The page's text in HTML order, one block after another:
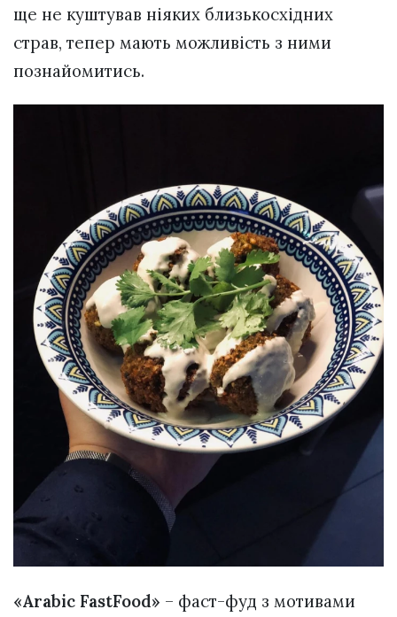
ще не куштував ніяких близькосхідних
страв, тепер мають можливість з ними
познайомитись.
«Arabic FastFood» – фаст-фуд з мотивами